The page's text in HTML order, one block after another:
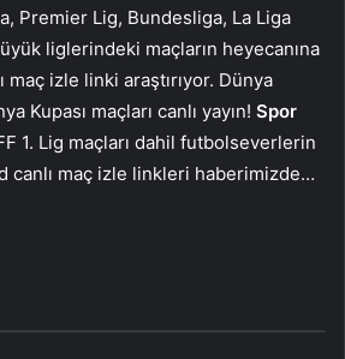
Premier Lig, Bundesliga, La Liga
liglerindeki maçların heyecanına
izle linki araştırıyor. Dünya
Kupası maçları canlı yayın! Spor
1. Lig maçları dahil futbolseverlerin
canlı maç izle linkleri haberimizde…